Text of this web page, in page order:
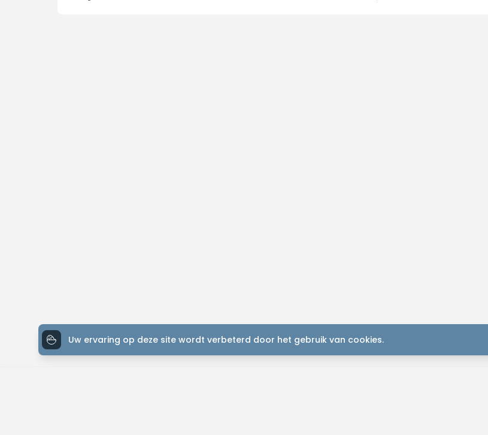
Uw ervaring op deze site wordt verbeterd door het gebruik van cookies.